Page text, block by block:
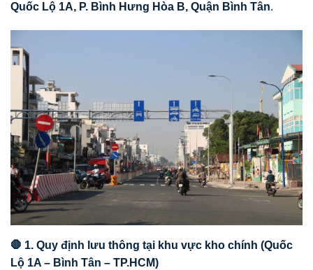
Quốc Lộ 1A, P. Bình Hưng Hòa B, Quận Bình Tân.
🛑 1. Quy định lưu thông tại khu vực kho chính (Quốc
Lộ 1A – Bình Tân – TP.HCM)